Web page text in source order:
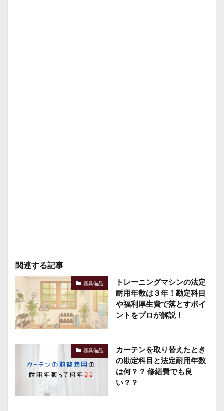
関連する記事
器具備品
トレーニングマシンの法定
耐用年数は３年！勘定科目
や福利厚生費で落とすポイ
ントをプロが解説！
器具備品
カーテンを取り替えたとき
の勘定科目と法定耐用年数
は何？？ 修繕費でも良
い？？